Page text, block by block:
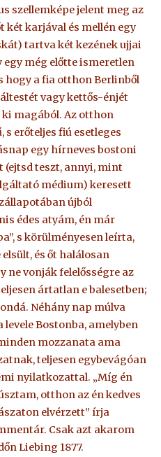
szellemképe jelent meg az
két karjával és mellén egy
tartva két kezének ujjai
még előtte ismeretlen
hogy a fia otthon Berlinből
vagy kettős-énjét
magából. Az otthon
s erőteljes fiú esetleges
egy hírneves bostoni
teszt, annyi, mint
médium) keresett
újból
édes atyám, én már
s körülményesen leírta,
és őt halálosan
ne vonják felelősségre az
ártatlan e balesetben;
Néhány nap múlva
Bostonba, amelyben
mozzanata ama
teljesen egybevágóan
nyilatkozattal. „Míg én
otthon az én kedves
elvérzett” írja
Csak azt akarom
Liebing 1877.